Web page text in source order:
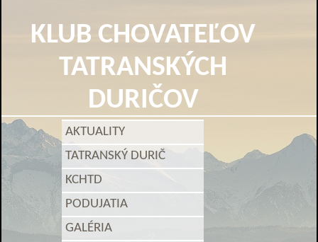
KLUB CHOVATEĽOV
TATRANSKÝCH
DURIČOV
AKTUALITY
TATRANSKÝ DURIČ
KCHTD
PODUJATIA
GALÉRIA